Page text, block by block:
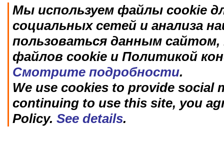
Мы используем файлы cookie
социальных сетей и анализа
пользоваться данным
файлов cookie и Политикой
Смотрите подробности.
We use cookies to provide social
continuing to use this site, you
Policy. See details.